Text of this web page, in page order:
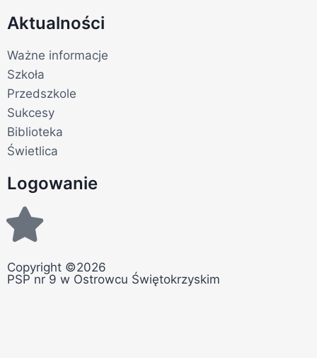
Aktualności
Ważne informacje
Szkoła
Przedszkole
Sukcesy
Biblioteka
Świetlica
Logowanie
Copyright ©2026
PSP nr 9 w Ostrowcu Świętokrzyskim